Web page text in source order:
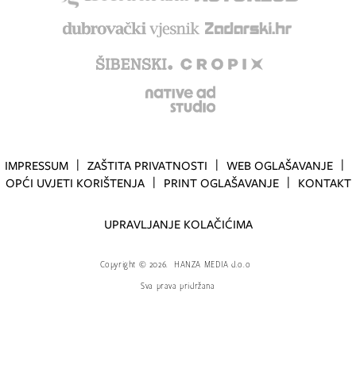
IMPRESSUM ZAŠTITA PRIVATNOSTI
WEB OGLAŠAVANJE
OPĆI UVJETI KORIŠTENJA
PRINT OGLAŠAVANJE KONTAKT
UPRAVLJANJE KOLAČIĆIMA
Copyright © 2026.
HANZA MEDIA d.o.o
Sva prava pridržana